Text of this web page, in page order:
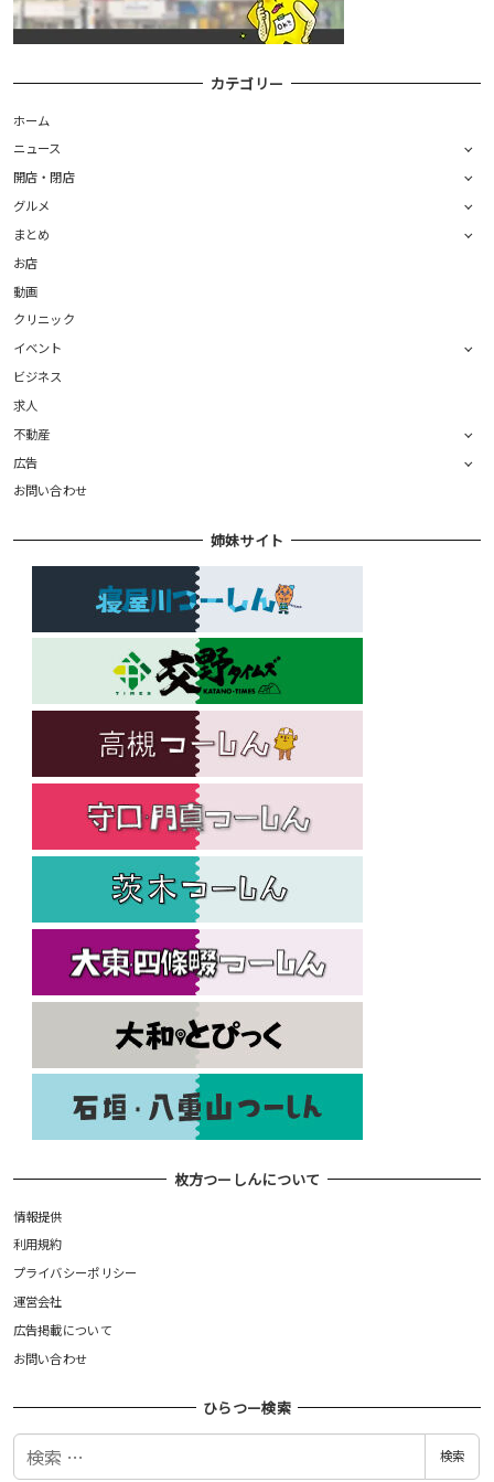
カテゴリー
ホーム
ニュース
開店・閉店
グルメ
まとめ
お店
動画
クリニック
イベント
ビジネス
求人
不動産
広告
お問い合わせ
姉妹サイト
枚方つーしんについて
情報提供
利用規約
プライバシーポリシー
運営会社
広告掲載について
お問い合わせ
ひらつー検索
検
検索